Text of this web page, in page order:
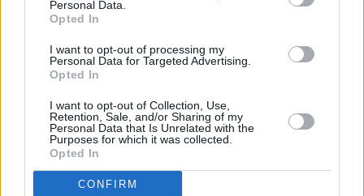
visitando nuestra política de privacidad.
Personal Data.
Opted In
I want to opt-out of processing my
Personal Data for Targeted Advertising.
Opted In
I want to opt-out of Collection, Use,
Retention, Sale, and/or Sharing of my
Personal Data that Is Unrelated with the
Purposes for which it was collected.
Opted In
CONFIRM